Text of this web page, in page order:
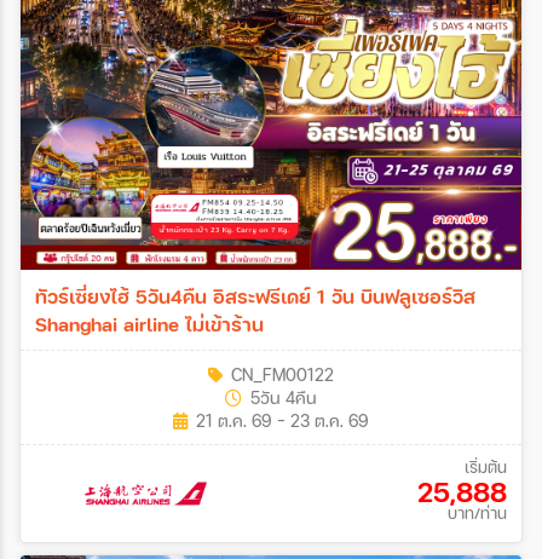
ทัวร์เซี่ยงไฮ้ 5วัน4คืน อิสระฟรีเดย์ 1 วัน บินฟลูเซอร์วิส
Shanghai airline ไม่เข้าร้าน
CN_FM00122
5วัน 4คืน
21 ต.ค. 69 - 23 ต.ค. 69
เริ่มต้น
25,888
บาท/ท่าน